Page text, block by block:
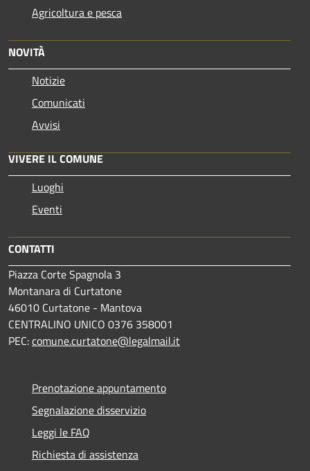
Agricoltura e pesca
NOVITÀ
Notizie
Comunicati
Avvisi
VIVERE IL COMUNE
Luoghi
Eventi
CONTATTI
Piazza Corte Spagnola 3
Montanara di Curtatone
46010 Curtatone - Mantova
CENTRALINO UNICO 0376 358001
PEC:comune.curtatone@legalmail.it
Prenotazione appuntamento
Segnalazione disservizio
Leggi le FAQ
Richiesta di assistenza